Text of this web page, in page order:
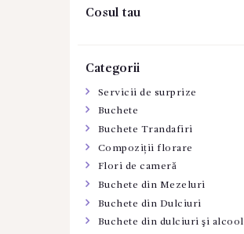
Cosul tau
Categorii
Servicii de surprize
Buchete
Buchete Trandafiri
Compoziții florare
Flori de cameră
Buchete din Mezeluri
Buchete din Dulciuri
Buchete din dulciuri şi alcool